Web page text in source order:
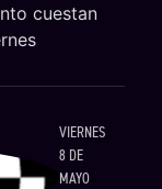
cuestan
VIERNES
8 DE
MAYO